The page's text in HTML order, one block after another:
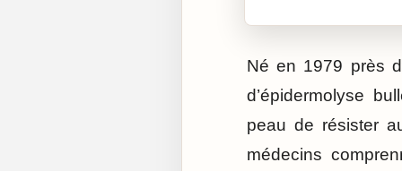
Né en 1979 près
d’épidermolyse
peau de résister
médecins